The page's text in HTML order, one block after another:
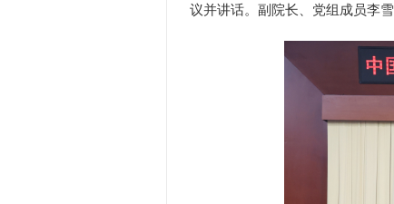
议并讲话。副院长、党组成员李